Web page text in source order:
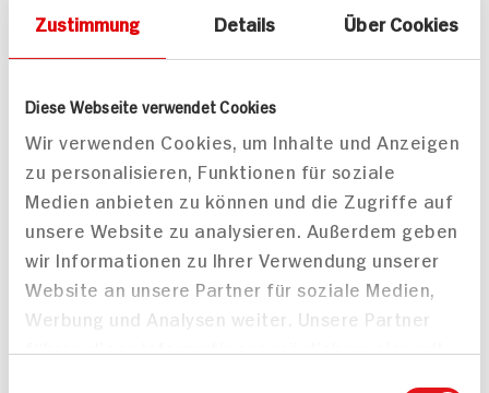
Zustimmung Details Über Cookies
Diese Webseite verwendet Cookies
Wir verwenden Cookies, um Inhalte und Anzeigen
zu personalisieren, Funktionen für soziale
Medien anbieten zu können und die Zugriffe auf
unsere Website zu analysieren. Außerdem geben
wir Informationen zu Ihrer Verwendung unserer
Website an unsere Partner für soziale Medien,
Werbung und Analysen weiter. Unsere Partner
100 min
165 min
Geschmorter Tafelspitz
mit Birne an Süßer-Senf-
Bratkartoffeln mit